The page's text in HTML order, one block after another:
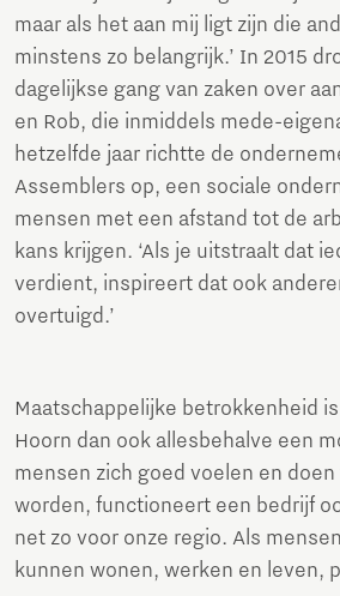
maar als het aan mij ligt zijn die
minstens zo belangrijk.’ In 2015
dagelijkse gang van zaken over
en Rob, die inmiddels mede-
hetzelfde jaar richtte de
Assemblers op, een sociale
mensen met een afstand tot de
kans krijgen. ‘Als je uitstraalt dat
verdient, inspireert dat ook
overtuigd.’
Maatschappelijke betrokkenheid
Hoorn dan ook allesbehalve een
mensen zich goed voelen en doen
worden, functioneert een bedrijf
net zo voor onze regio. Als
kunnen wonen, werken en leven,